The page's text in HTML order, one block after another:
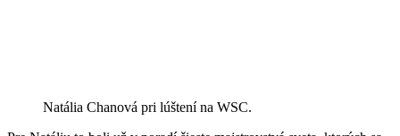
Natália Chanová pri lúštení na WSC.